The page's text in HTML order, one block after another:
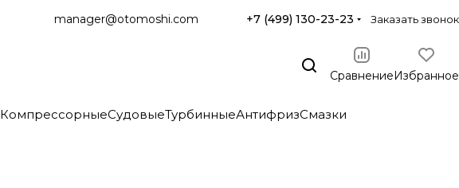
manager@otomoshi.com +7 (499) 130-23-23 Заказать звонок
СравнениеИзбранное
КомпрессорныеСудовыеТурбинныеАнтифризСмазки